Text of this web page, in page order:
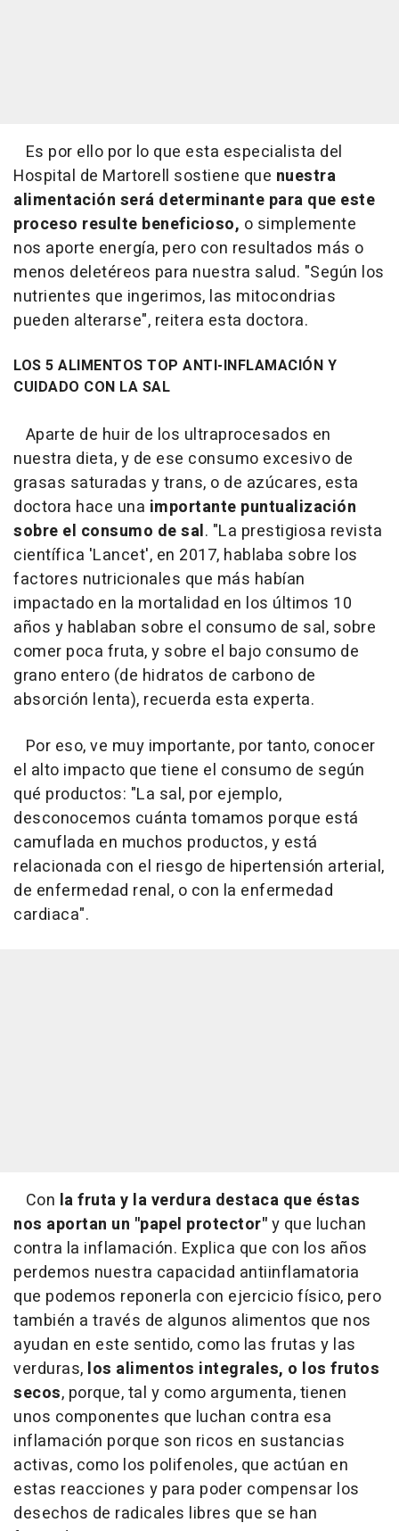
Es por ello por lo que esta especialista del
Hospital de Martorell sostiene que nuestra
alimentación será determinante para que este
proceso resulte beneficioso, o simplemente
nos aporte energía, pero con resultados más o
menos deletéreos para nuestra salud. "Según los
nutrientes que ingerimos, las mitocondrias
pueden alterarse", reitera esta doctora.
LOS 5 ALIMENTOS TOP ANTI-INFLAMACIÓN Y
CUIDADO CON LA SAL
Aparte de huir de los ultraprocesados en
nuestra dieta, y de ese consumo excesivo de
grasas saturadas y trans, o de azúcares, esta
doctora hace una importante puntualización
sobre el consumo de sal. "La prestigiosa revista
científica 'Lancet', en 2017, hablaba sobre los
factores nutricionales que más habían
impactado en la mortalidad en los últimos 10
años y hablaban sobre el consumo de sal, sobre
comer poca fruta, y sobre el bajo consumo de
grano entero (de hidratos de carbono de
absorción lenta), recuerda esta experta.
Por eso, ve muy importante, por tanto, conocer
el alto impacto que tiene el consumo de según
qué productos: "La sal, por ejemplo,
desconocemos cuánta tomamos porque está
camuflada en muchos productos, y está
relacionada con el riesgo de hipertensión arterial,
de enfermedad renal, o con la enfermedad
cardiaca".
Con la fruta y la verdura destaca que éstas
nos aportan un "papel protector"y que luchan
contra la inflamación. Explica que con los años
perdemos nuestra capacidad antiinflamatoria
que podemos reponerla con ejercicio físico, pero
también a través de algunos alimentos que nos
ayudan en este sentido, como las frutas y las
verduras, los alimentos integrales, o los frutos
secos, porque, tal y como argumenta, tienen
unos componentes que luchan contra esa
inflamación porque son ricos en sustancias
activas, como los polifenoles, que actúan en
estas reacciones y para poder compensar los
desechos de radicales libres que se han